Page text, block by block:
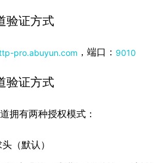
验证方式
pro.abuyun.com ，端口： 9010
验证方式
拥有两种授权模式：
（默认）